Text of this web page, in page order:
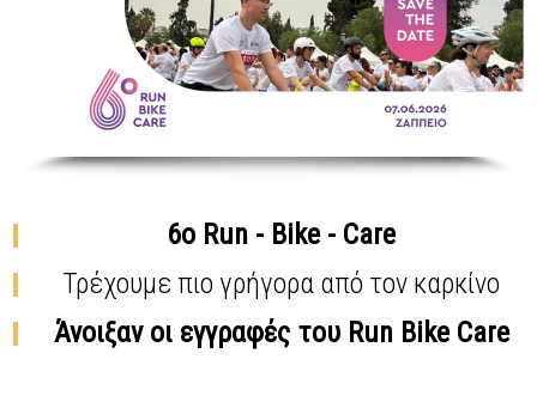
6ο Run - Bike - Care
Τρέχουμε πιο γρήγορα από τον καρκίνο
Άνοιξαν οι εγγραφές του Run Bike Care